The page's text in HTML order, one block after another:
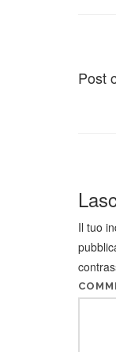
Post
Il tuo